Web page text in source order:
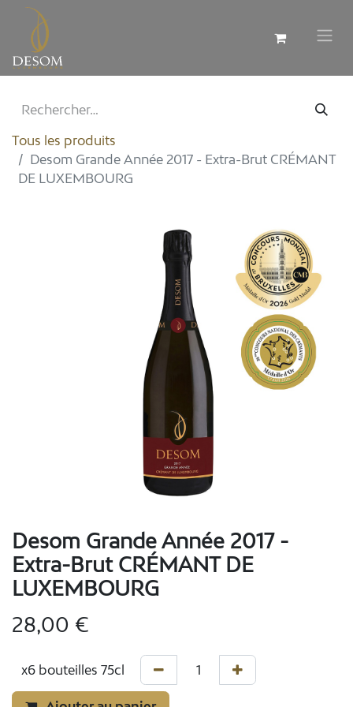
Tous les produits
Desom Grande Année 2017 - Extra-Brut CRÉMANT
DE LUXEMBOURG
Desom Grande Année 2017 -
Extra-Brut CRÉMANT DE
LUXEMBOURG
28,00 €